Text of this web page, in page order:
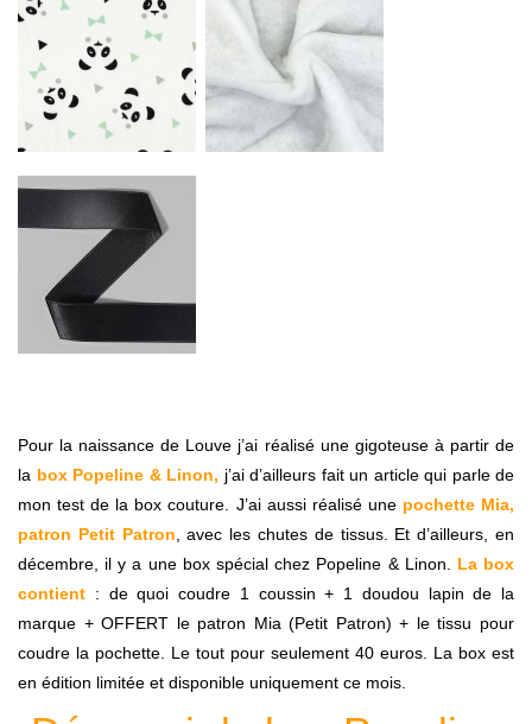
Pour la naissance de Louve j’ai réalisé une gigoteuse à partir de
la box Popeline & Linon, j’ai d’ailleurs fait un article qui parle de
mon test de la box couture. J’ai aussi réalisé une pochette Mia,
patron Petit Patron, avec les chutes de tissus. Et d’ailleurs, en
décembre, il y a une box spécial chez Popeline & Linon. La box
contient : de quoi coudre 1 coussin + 1 doudou lapin de la
marque + OFFERT le patron Mia (Petit Patron) + le tissu pour
coudre la pochette. Le tout pour seulement 40 euros. La box est
en édition limitée et disponible uniquement ce mois.